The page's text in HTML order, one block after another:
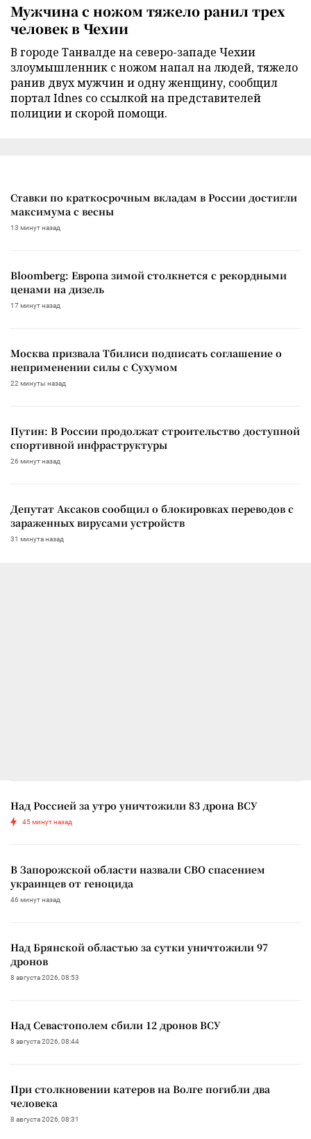
Мужчина с ножом тяжело ранил трех
человек в Чехии
В городе Танвалде на северо-западе Чехии
злоумышленник с ножом напал на людей, тяжело
ранив двух мужчин и одну женщину, сообщил
портал Idnes со ссылкой на представителей
полиции и скорой помощи.
Ставки по краткосрочным вкладам в России достигли
максимума с весны
13 минут назад
Bloomberg: Европа зимой столкнется с рекордными
ценами на дизель
17 минут назад
Москва призвала Тбилиси подписать соглашение о
неприменении силы с Сухумом
22 минуты назад
Путин: В России продолжат строительство доступной
спортивной инфраструктуры
26 минут назад
Депутат Аксаков сообщил о блокировках переводов с
зараженных вирусами устройств
31 минута назад
Над Россией за утро уничтожили 83 дрона ВСУ
45 минут назад
В Запорожской области назвали СВО спасением
украинцев от геноцида
46 минут назад
Над Брянской областью за сутки уничтожили 97
дронов
8 августа 2026, 08:53
Над Севастополем сбили 12 дронов ВСУ
8 августа 2026, 08:44
При столкновении катеров на Волге погибли два
человека
8 августа 2026, 08:31